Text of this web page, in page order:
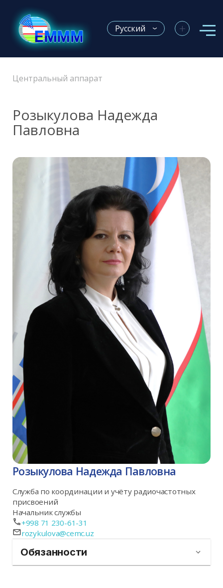
Русский +
Центральный аппарат
Розыкулова Надежда
Павловна
Розыкулова Надежда Павловна
Служба по координации и учёту радиочастотных
присвоений
Начальник службы
+998 71 230-61-31
rozykulova@cemc.uz
Обязанности